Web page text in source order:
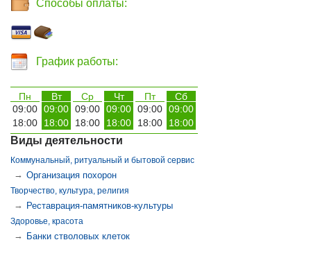
Способы оплаты:
График работы:
Пн Вт Ср Чт Пт
Сб
09:00 09:00 09:00 09:00 09:00 09:00
18:00
18:00 18:00 18:00 18:00 18:00
Виды деятельности
Коммунальный, ритуальный и бытовой сервис
→ Организация похорон
Творчество, культура, религия
→ Реставрация-памятников-культуры
Здоровье, красота
→ Банки стволовых клеток